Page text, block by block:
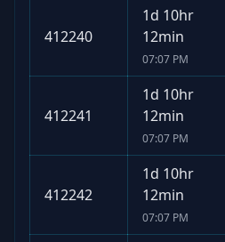
412240
1d 10hr
12min
07:07 PM
412241
1d 10hr
12min
07:07 PM
412242
1d 10hr
12min
07:07 PM